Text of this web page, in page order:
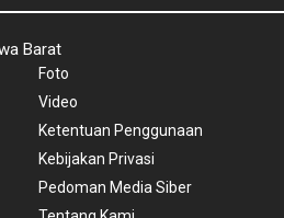
Barat
Foto
Video
Ketentuan Penggunaan
Kebijakan Privasi
Pedoman Media Siber